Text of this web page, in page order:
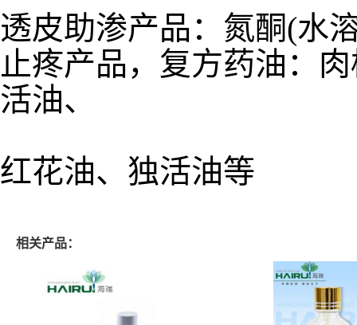
透皮助渗产品：氮酮(水
止疼产品，复方药油：
活油、
红花油、独活油等
相关产品：